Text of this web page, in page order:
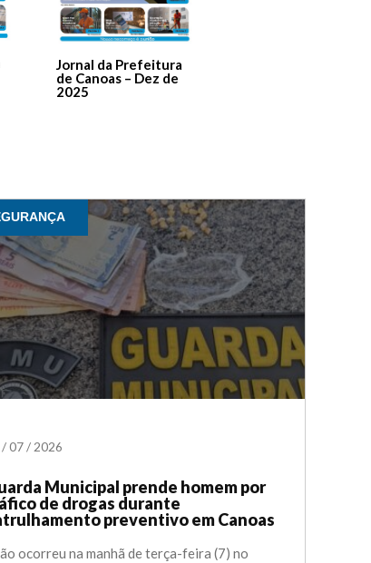
Jornal da Prefeitura
de Canoas – Dez de
2025
/07/ 2026
Municipal prende homem por
de drogas durante
preventivo em Canoas
ocorreu na manhã de terça-feira (7) no